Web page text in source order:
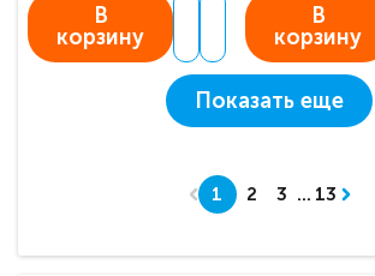
В
корзину
В
корзину
Показать еще
1 2 3 ... 13